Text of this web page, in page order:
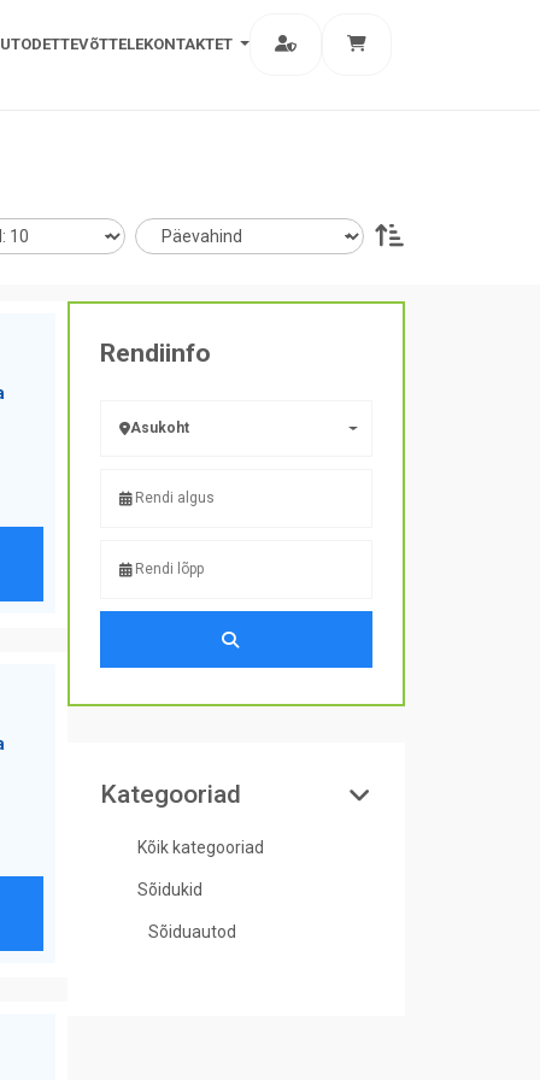
ETTEVõTTELEKONTAKTET
Rendiinfo
Asukoht
Kategooriad
Kõik kategooriad
Sõidukid
Sõiduautod